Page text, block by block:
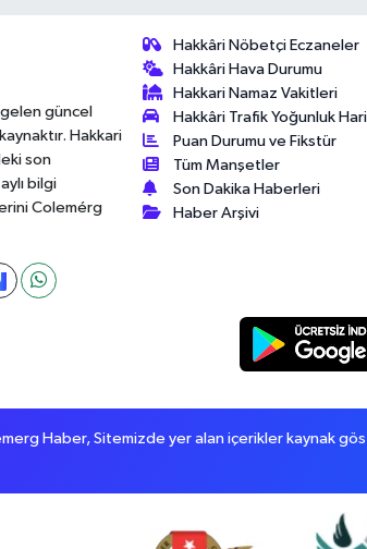
güncel
Hakkari
son
bilgi
Colemérg
Hakkâri Nöbetçi Eczaneler
Hakkâri Hava Durumu
Hakkari Namaz Vakitleri
Hakkâri Trafik Yoğunluk
Puan Durumu ve Fikstür
Tüm Manşetler
Son Dakika Haberleri
Haber Arşivi
Haber, Sitemizde yer alan içerikler kaynak